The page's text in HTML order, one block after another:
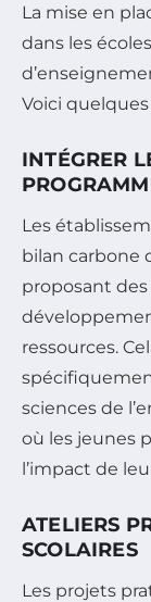
La mise en
dans les
Voici
INTÉGRER
Les
bilan carbone
proposant
ressources.
sciences de
où les jeunes
l’impact de
ATELIERS
SCOLAIRES
Les projets